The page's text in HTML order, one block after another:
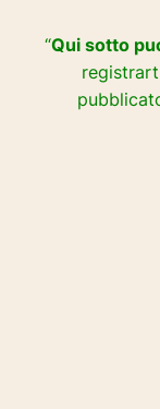
“Qui sotto